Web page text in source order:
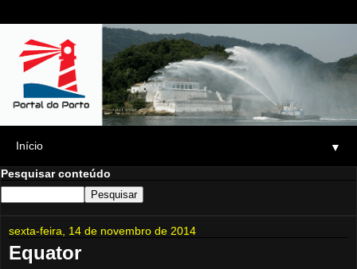
▼
Pesquisar conteúdo
sexta-feira, 14 de novembro de 2014
Equator